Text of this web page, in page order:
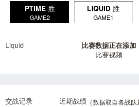
PTIME 胜
GAME2
LIQUID 胜
GAME1
Liquid
比赛数据正在添加
比赛视频
近期战绩（数据取自各战队
交战记录